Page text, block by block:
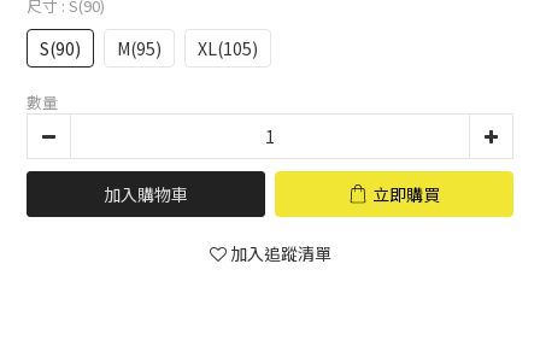
尺寸 : S(90)
S(90) M(95) XL(105)
數量
加入購物車 立即購買
加入追蹤清單